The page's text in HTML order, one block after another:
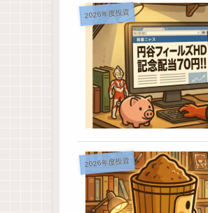
2026年度投資
2026年度投資